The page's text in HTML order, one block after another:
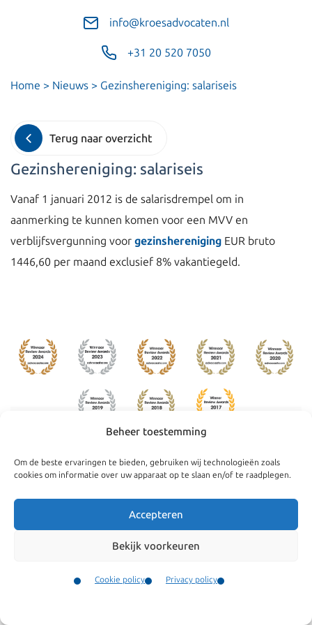
Beheer toestemming
Om de beste ervaringen te bieden, gebruiken wij technologieën zoals
cookies om informatie over uw apparaat op te slaan en/of te raadplegen.
Accepteren
Bekijk voorkeuren
Cookie policy Privacy policy
info@kroesadvocaten.nl
+31 20 520 7050
Home > Nieuws > Gezinshereniging: salariseis
Terug naar overzicht
Gezinshereniging: salariseis
Vanaf 1 januari 2012 is de salarisdrempel om in
aanmerking te kunnen komen voor een MVV en
verblijfsvergunning voor gezinshereniging EUR bruto
1446,60 per maand exclusief 8% vakantiegeld.
Navigatie Algemeen
voorwaarden
Onze klachtenregeling
Privacy policy